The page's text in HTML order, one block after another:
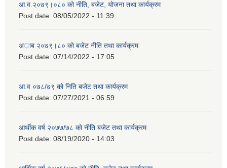
आ.व.२०७९।०८० को नीति, बजेट, योजना तथा कार्यक्रम
Post date: 08/05/2022 - 11:39
अाब २०७९।८० काे बजेट नीति तथा कार्यक्रम
Post date: 07/14/2022 - 17:05
आ.व ०७८/७९ को निति बजेट तथा कार्यक्रम
Post date: 07/27/2021 - 06:59
आर्थीक वर्ष २०७७/७८ को नीति बजेट तथा कार्यक्रम
Post date: 08/19/2020 - 14:03